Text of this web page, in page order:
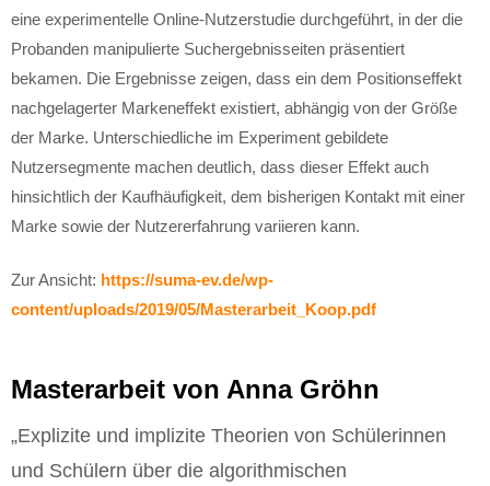
eine experimentelle Online-Nutzerstudie durchgeführt, in der die
Probanden manipulierte Suchergebnisseiten präsentiert
bekamen. Die Ergebnisse zeigen, dass ein dem Positionseffekt
nachgelagerter Markeneffekt existiert, abhängig von der Größe
der Marke. Unterschiedliche im Experiment gebildete
Nutzersegmente machen deutlich, dass dieser Effekt auch
hinsichtlich der Kaufhäufigkeit, dem bisherigen Kontakt mit einer
Marke sowie der Nutzererfahrung variieren kann.
Zur Ansicht: https://suma-ev.de/wp-
content/uploads/2019/05/Masterarbeit_Koop.pdf
Masterarbeit von Anna Gröhn
„Explizite und implizite Theorien von Schülerinnen
und Schülern über die algorithmischen